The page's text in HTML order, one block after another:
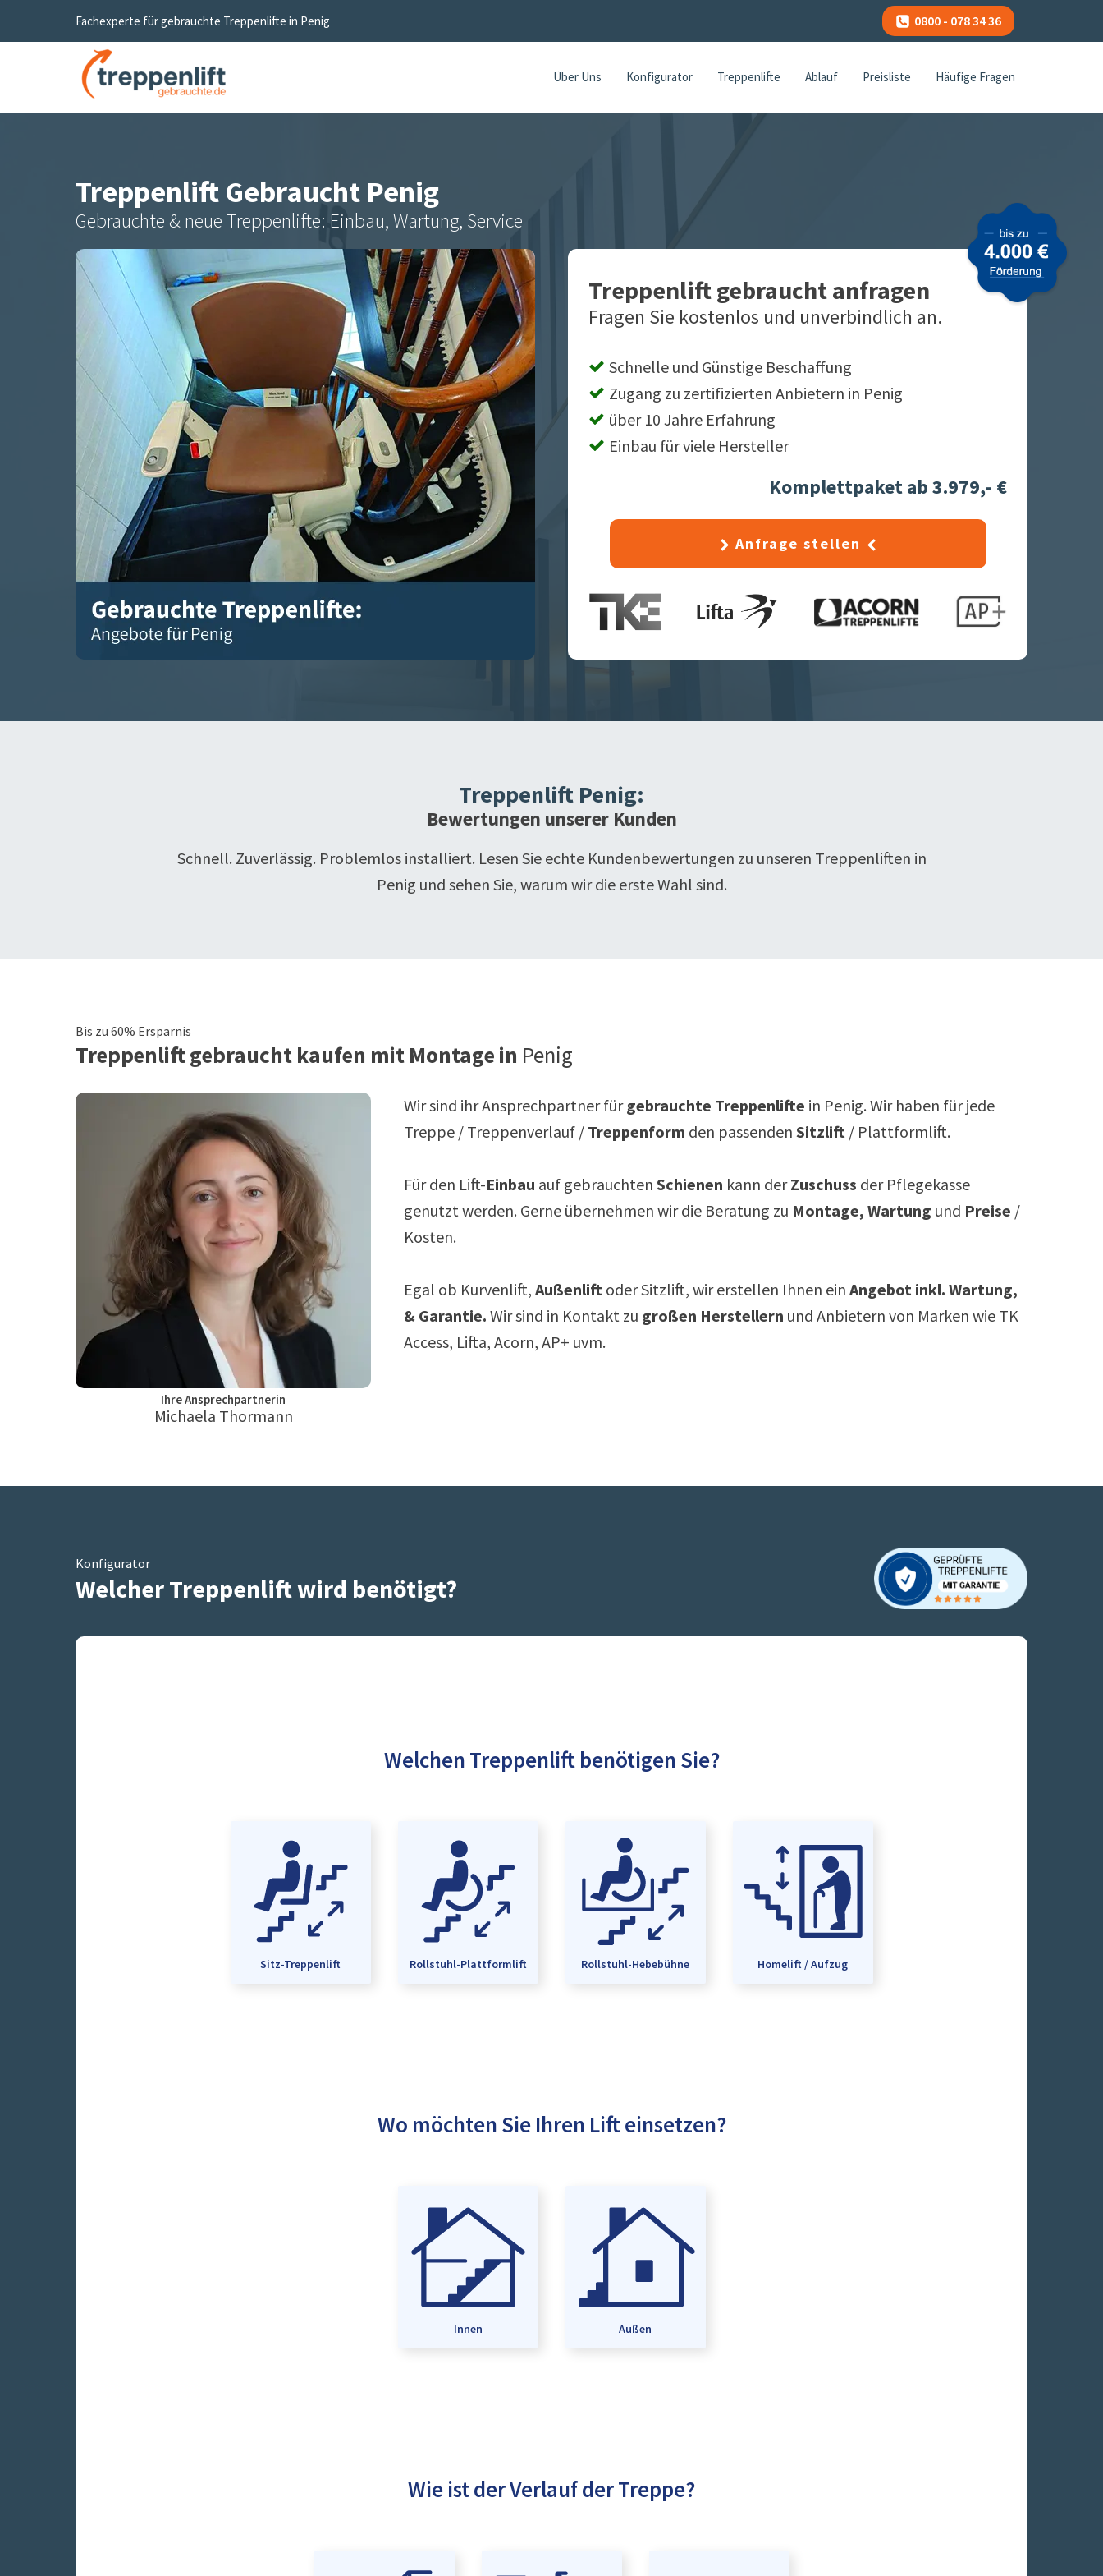
Fachexperte für gebrauchte Treppenlifte in Penig 0800 - 078 34 36
Über Uns Konfigurator Treppenlifte Ablauf Preisliste Häufige Fragen
Treppenlift Gebraucht Penig
Gebrauchte & neue Treppenlifte: Einbau, Wartung, Service
Treppenlift gebraucht anfragen
Fragen Sie kostenlos und unverbindlich an.
Schnelle und Günstige Beschaffung
Zugang zu zertifizierten Anbietern in Penig
über 10 Jahre Erfahrung
Einbau für viele Hersteller
Komplettpaket ab 3.979,- €
Anfrage stellen
Treppenlift Penig:
Bewertungen unserer Kunden
Schnell. Zuverlässig. Problemlos installiert. Lesen Sie echte Kundenbewertungen zu unseren Treppenliften in
Penig und sehen Sie, warum wir die erste Wahl sind.
Bis zu 60% Ersparnis
Treppenliftgebraucht kaufen mit Montage in Penig
Ihre Ansprechpartnerin
Michaela Thormann
Wir sind ihr Ansprechpartner fürgebrauchte Treppenlifte in Penig. Wir haben für jede
Treppe / Treppenverlauf / Treppenform den passenden Sitzlift / Plattformlift.
Für den Lift-Einbau auf gebrauchten Schienen kann derZuschuss der Pflegekasse
genutzt werden. Gerne übernehmen wir die Beratung zu Montage, Wartung und Preise /
Kosten.
Egal ob Kurvenlift, Außenlift oder Sitzlift, wir erstellen Ihnen ein Angebot inkl. Wartung,
& Garantie. Wir sind in Kontakt zu großen Herstellern und Anbietern von Marken wie TK
Access, Lifta, Acorn, AP+ uvm.
Konfigurator
Welcher Treppenlift wird benötigt?
Welchen Treppenlift benötigen Sie?
Sitz-Treppenlift Rollstuhl-Plattformlift Rollstuhl-Hebebühne Homelift / Aufzug
Wo möchten Sie Ihren Lift einsetzen?
Innen Außen
Wie ist der Verlauf der Treppe?